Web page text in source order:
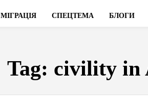
МІГРАЦІЯ СПЕЦТЕМА БЛОГИ
Tag: civility in